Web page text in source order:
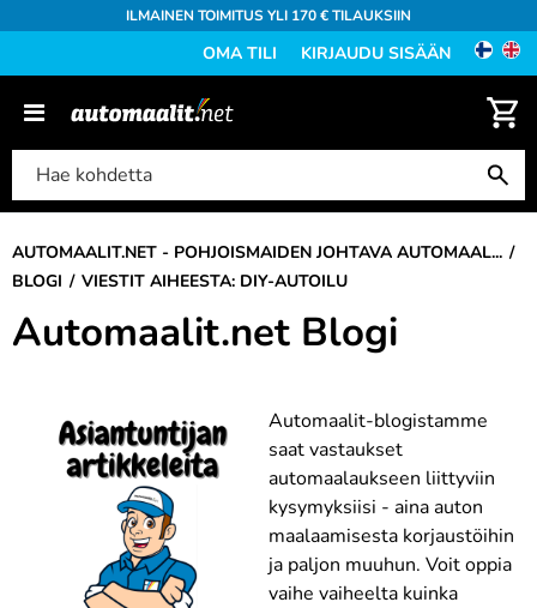
ILMAINEN TOIMITUS YLI 170 € TILAUKSIIN
OMA TILI KIRJAUDU SISÄÄN
AUTOMAALIT.NET - POHJOISMAIDEN JOHTAVA AUTOMAAL...
BLOGI
VIESTIT AIHEESTA: DIY-AUTOILU
Automaalit.net Blogi
Automaalit-blogistamme
saat vastaukset
automaalaukseen liittyviin
kysymyksiisi - aina auton
maalaamisesta korjaustöihin
ja paljon muuhun. Voit oppia
vaihe vaiheelta kuinka